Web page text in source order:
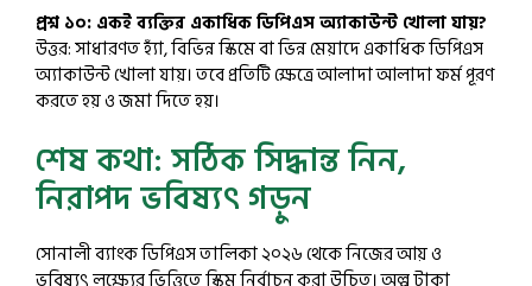
প্রশ্ন ১০: একই ব্যক্তির একাধিক ডিপিএস অ্যাকাউন্ট খোলা যায়?
উত্তর: সাধারণত হ্যাঁ, বিভিন্ন স্কিমে বা ভিন্ন মেয়াদে একাধিক ডিপিএস
অ্যাকাউন্ট খোলা যায়। তবে প্রতিটি ক্ষেত্রে আলাদা আলাদা ফর্ম পূরণ
করতে হয় ও জমা দিতে হয়।
শেষ কথা: সঠিক সিদ্ধান্ত নিন,
নিরাপদ ভবিষ্যৎ গড়ুন
সোনালী ব্যাংক ডিপিএস তালিকা ২০২৬ থেকে নিজের আয় ও
ভবিষ্যৎ লক্ষ্যের ভিত্তিতে স্কিম নির্বাচন করা উচিত। অল্প টাকা